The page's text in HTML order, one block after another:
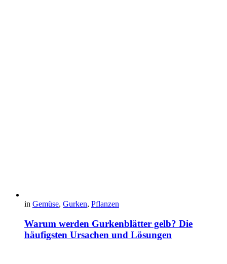
in Gemüse, Gurken, Pflanzen
Warum werden Gurkenblätter gelb? Die
häufigsten Ursachen und Lösungen